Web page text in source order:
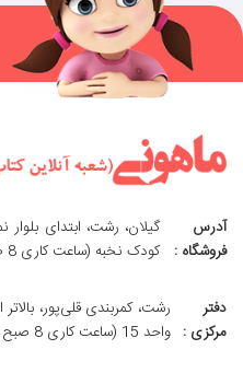
آدرس
فروشگاه :
گیلان، رشت، ابتدای بلوار
کودک نخبه (ساعت کاری 8 صبح الی 21)
دفتر
مرکزی :
رشت، کمربندی قلی‌پور،
واحد 15 (ساعت کاری 8 صبح الی 13)